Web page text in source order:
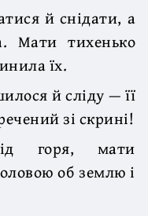
й снідати, а
Мати тихенько
їх.
й сліду — її
зі скрині!
горя, мати
об землю і